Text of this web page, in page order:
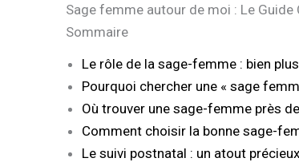
Sage femme autour de moi : Le
Sommaire
Le rôle de la sage-femme : bien
Pourquoi chercher une « sage
Où trouver une sage-femme près
Comment choisir la bonne sage-
Le suivi postnatal : un atout